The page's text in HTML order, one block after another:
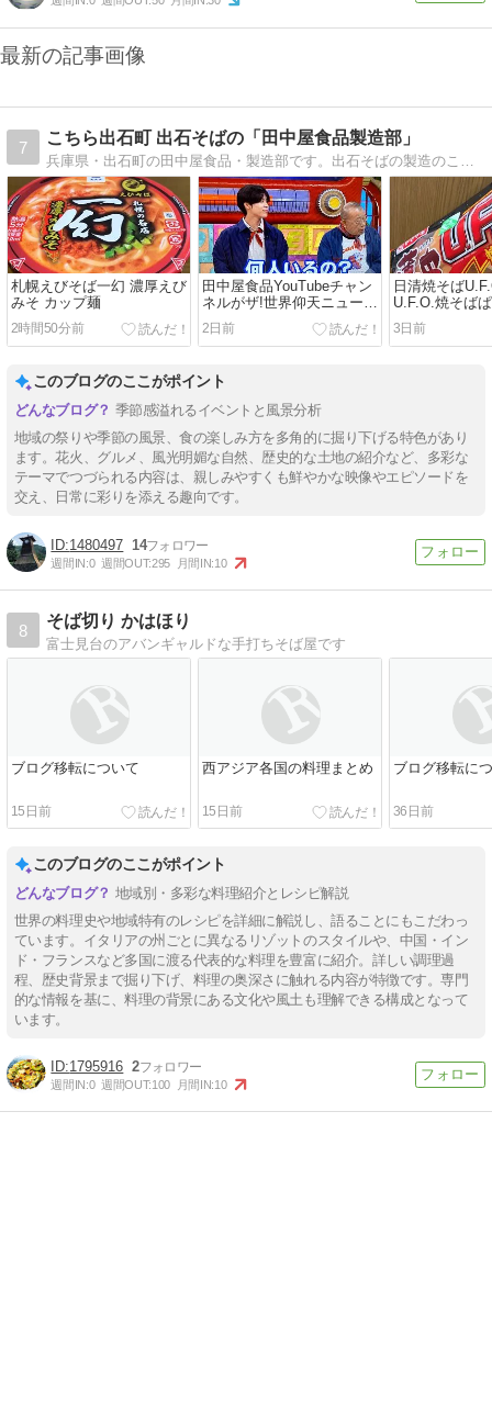
最新の記事画像
7
こちら出石町 出石そばの「田中屋食品製造部」
札幌えびそば一幻 濃厚えび
みそ カップ麺
2時間50分前
田中屋食品YouTubeチャン
ネルがザ!世界仰天ニュース
2日前
日清焼そば
U.F.O.焼そば
3日前
このブログのここがポイント
季節感溢れるイベントと風景分析
地域の祭りや季節の風景、食の楽しみ方を多角的に掘り下げる特色があり
ます。花火、グルメ、風光明媚な自然、歴史的な土地の紹介など、多彩な
テーマでつづられる内容は、親しみやすくも鮮やかな映像やエピソードを
交え、日常に彩りを添える趣向です。
1480497 14
週間IN:0 週間OUT:295 月間IN:10
8
そば切り かはほり
富士見台のアバンギャルドな手打ちそば屋です
ブログ移転について
15日前
西アジア各国の料理まとめ
15日前
ブログ移転に
36日前
このブログのここがポイント
地域別・多彩な料理紹介とレシピ解説
世界の料理史や地域特有のレシピを詳細に解説し、語ることにもこだわっ
ています。イタリアの州ごとに異なるリゾットのスタイルや、中国・イン
ド・フランスなど多国に渡る代表的な料理を豊富に紹介。詳しい調理過
程、歴史背景まで掘り下げ、料理の奥深さに触れる内容が特徴です。専門
的な情報を基に、料理の背景にある文化や風土も理解できる構成となって
います。
1795916 2
週間IN:0 週間OUT:100 月間IN:10